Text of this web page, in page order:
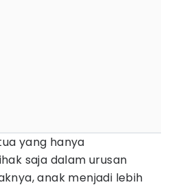
yang hanya
saja dalam urusan
anak menjadi lebih